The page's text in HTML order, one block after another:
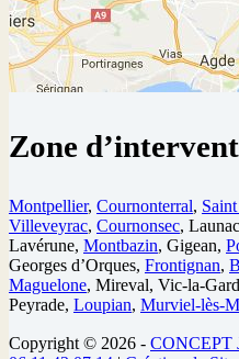
Zone
Montpellier, Cournonterral,
Villeveyrac, Cournonsec,
Lavérune, Montbazin, Gigean,
Georges d’Orques, Frontignan,
Maguelone, Mireval, Vic-la-
Peyrade, Loupian, Murviel-lès-
Copyright © 2026 - CONCEPT